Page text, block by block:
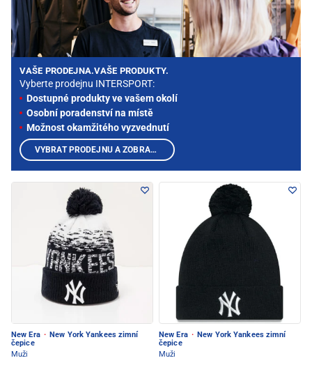
New Era · New York Yankees zimní
čepice
Muži
New Era · New York Yankees zimní
čepice
Muži
VAŠE PRODEJNA.VAŠE PRODUKTY.
Vyberte prodejnu INTERSPORT:
Dostupné produkty ve vašem okolí
Osobní poradenství na místě
Možnost okamžitého vyzvednutí
VYBRAT PRODEJNU A ZOBRAZIT PRODUKTY